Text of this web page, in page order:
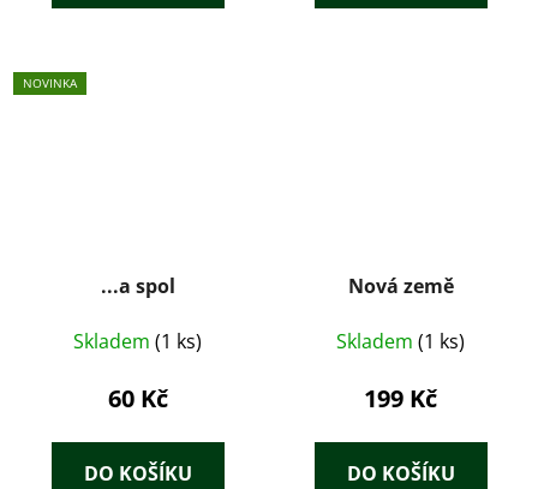
NOVINKA
...a spol
Skladem (1 ks)
60 Kč
DO KOŠÍKU
Nová země
Skladem (1 ks)
199 Kč
DO KOŠÍKU